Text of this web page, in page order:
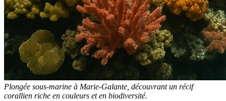
Plongée sous-marine à Marie-Galante, découvrant un récif
corallien riche en couleurs et en biodiversité.